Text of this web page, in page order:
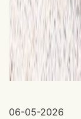
06-05-2026